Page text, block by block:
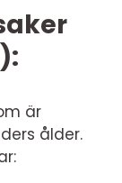
är
ålder.